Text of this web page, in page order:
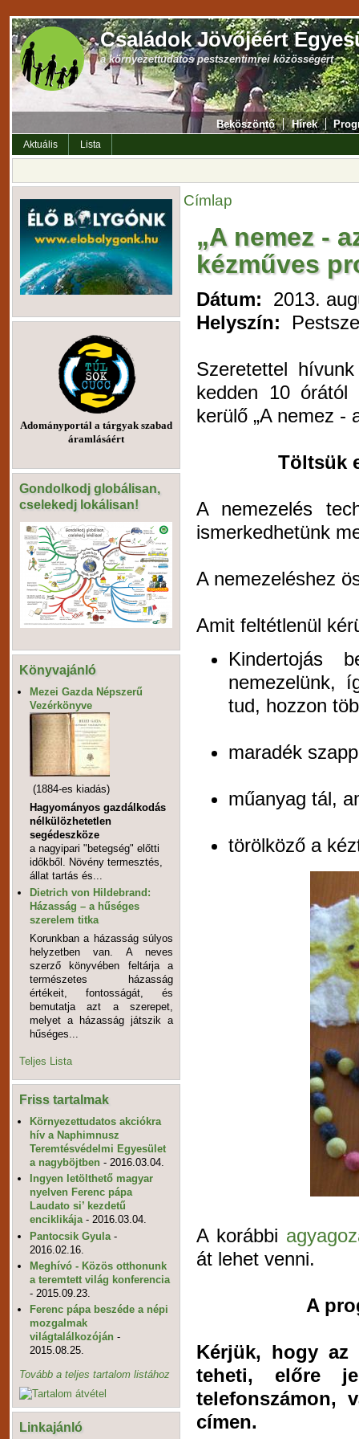
Családok Jövőjéért
a környezettudatos pestszentimrei közösségért
Beköszöntő Hírek
Aktuális Lista
Adományportál a tárgyak szabad
áramlásáért
Gondolkodj globálisan,
cselekedj lokálisan!
Könyvajánló
Mezei Gazda Népszerű
Vezérkönyve
(1884-es kiadás)
Hagyományos gazdálkodás
nélkülözhetetlen
segédeszköze
a nagyipari "betegség" előtti
időkből. Növény termesztés,
állat tartás és...
Dietrich von Hildebrand:
Házasság – a hűséges
szerelem titka
Korunkban a házasság súlyos
helyzetben van. A neves
szerző könyvében feltárja a
természetes házasság
értékeit, fontosságát, és
bemutatja azt a szerepet,
melyet a házasság játszik a
hűséges...
Teljes Lista
Friss tartalmak
Környezettudatos akciókra
hív a Naphimnusz
Teremtésvédelmi Egyesület
a nagyböjtben - 2016.03.04.
Ingyen letölthető magyar
nyelven Ferenc pápa
Laudato si’ kezdetű
enciklikája - 2016.03.04.
Pantocsik Gyula -
2016.02.16.
Meghívó - Közös otthonunk
a teremtett világ konferencia
- 2015.09.23.
Ferenc pápa beszéde a népi
mozgalmak
világtalálkozóján -
2015.08.25.
Tovább a teljes tartalom listához
Linkajánló
Címlap
„A nemez -
kézműves
Dátum:
2013.
Helyszín:
Szeretettel
kedden 10 órától
kerülő „A nemez -
Töltsük
A nemezelés
ismerkedhetünk
A nemezeléshez
Amit feltétlenül
Kindertojás
nemezelünk,
tud, hozzon
maradék
műanyag tál,
törölköző a
A korábbi
át lehet venni.
A
Kérjük, hogy az
teheti, előre
telefonszámon,
címen.